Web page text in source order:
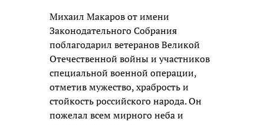
Михаил Макаров от имени
Законодательного Собрания
поблагодарил ветеранов Великой
Отечественной войны и участников
специальной военной операции,
отметив мужество, храбрость и
стойкость российского народа. Он
пожелал всем мирного неба и